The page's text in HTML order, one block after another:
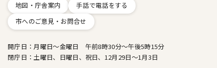
地図・庁舎案内
手話で電話をする
市へのご意見・お問合せ
開庁日：月曜日～金曜日 午前8時30分～午後5時15分
閉庁日：土曜日、日曜日、祝日、12月29日～1月3日